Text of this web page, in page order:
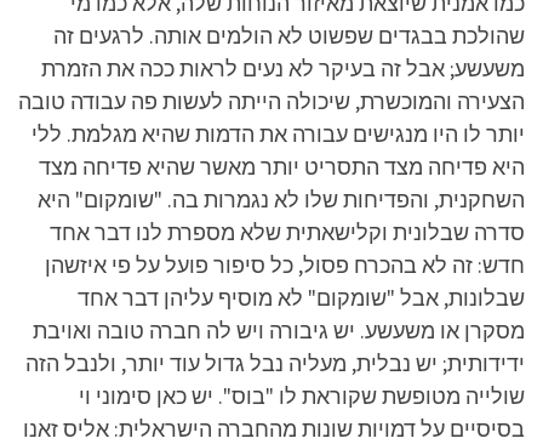
שהולכת בבגדים שפשוט לא הולמים אותה. לרגעים זה
משעשע; אבל זה בעיקר לא נעים לראות ככה את הזמרת
הצעירה והמוכשרת, שיכולה הייתה לעשות פה עבודה טובה
יותר לו היו מנגישים עבורה את הדמות שהיא מגלמת. ללי
היא פדיחה מצד התסריט יותר מאשר שהיא פדיחה מצד
השחקנית, והפדיחות שלו לא נגמרות בה. "שומקום" היא
סדרה שבלונית וקלישאתית שלא מספרת לנו דבר אחד
חדש: זה לא בהכרח פסול, כל סיפור פועל על פי איזשהן
שבלונות, אבל "שומקום" לא מוסיף עליהן דבר אחד
מסקרן או משעשע. יש גיבורה ויש לה חברה טובה ואויבת
ידידותית; יש נבלית, מעליה נבל גדול עוד יותר, ולנבל הזה
שולייה מטופשת שקוראת לו "בוס". יש כאן סימוני וי
בסיסיים על דמויות שונות מהחברה הישראלית: אליס זאנו